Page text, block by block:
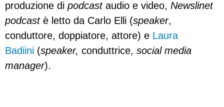
produzione di podcastaudio e video, Newslinet
podcastè letto da Carlo Elli (speaker,
conduttore, doppiatore, attore) e Laura
Badiini (speaker, conduttrice, social media
manager).